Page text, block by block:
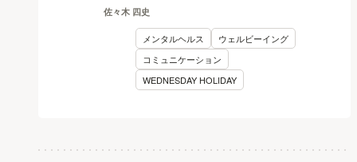
佐々木 四史
メンタルヘルス
ウェルビーイング
コミュニケーション
WEDNESDAY HOLIDAY